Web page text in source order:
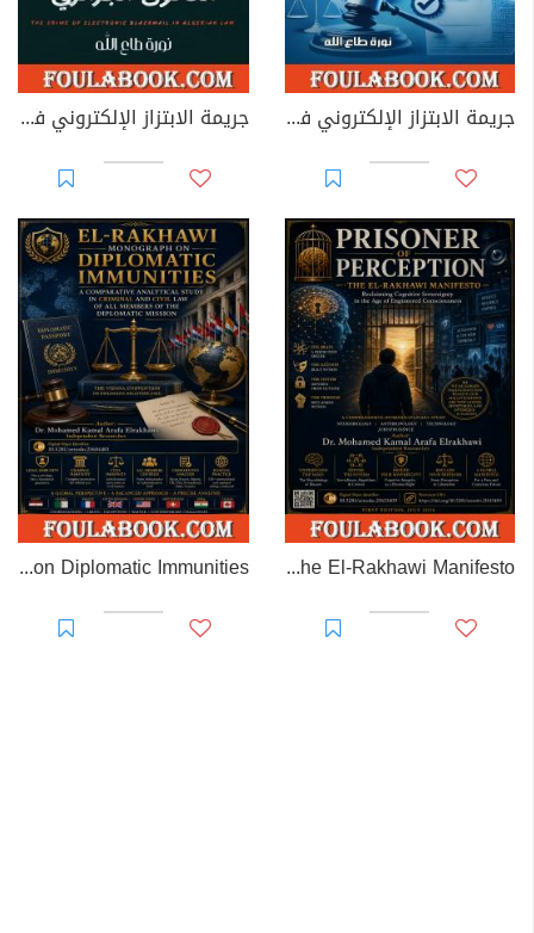
جريمة الابتزاز الإلكتروني في القوانين العربية جريمة الابتزاز الإلكتروني في القانون الجزائري
Prisoner of Perception: The El-Rakhawi Manifesto
EL-RAKHAWI MONOGRAPH on Diplomatic Immunities